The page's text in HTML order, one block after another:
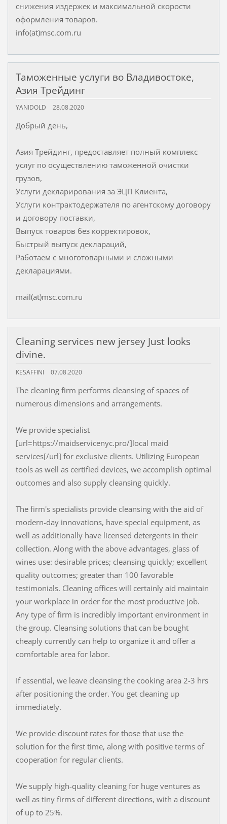
снижения издержек и максимальной скорости
оформления товаров.
info(at)msc.com.ru
Таможенные услуги во Владивостоке,
Азия Трейдинг
YANIDOLD 28.08.2020
Добрый день,
Азия Трейдинг, предоставляет полный комплекс
услуг по осуществлению таможенной очистки
грузов,
Услуги декларирования за ЭЦП Клиента,
Услуги контрактодержателя по агентскому договору
и договору поставки,
Выпуск товаров без корректировок,
Быстрый выпуск деклараций,
Работаем с многотоварными и сложными
декларациями.
mail(at)msc.com.ru
Cleaning services new jersey Just looks
divine.
KESAFFINI 07.08.2020
The cleaning firm performs cleansing of spaces of
numerous dimensions and arrangements.
We provide specialist
[url=https://maidservicenyc.pro/]local maid
services[/url] for exclusive clients. Utilizing European
tools as well as certified devices, we accomplish optimal
outcomes and also supply cleansing quickly.
The firm's specialists provide cleansing with the aid of
modern-day innovations, have special equipment, as
well as additionally have licensed detergents in their
collection. Along with the above advantages, glass of
wines use: desirable prices; cleansing quickly; excellent
quality outcomes; greater than 100 favorable
testimonials. Cleaning offices will certainly aid maintain
your workplace in order for the most productive job.
Any type of firm is incredibly important environment in
the group. Cleansing solutions that can be bought
cheaply currently can help to organize it and offer a
comfortable area for labor.
If essential, we leave cleansing the cooking area 2-3 hrs
after positioning the order. You get cleaning up
immediately.
We provide discount rates for those that use the
solution for the first time, along with positive terms of
cooperation for regular clients.
We supply high-quality cleaning for huge ventures as
well as tiny firms of different directions, with a discount
of up to 25%.